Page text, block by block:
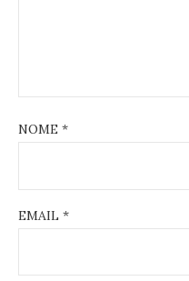
NOME *
EMAIL *